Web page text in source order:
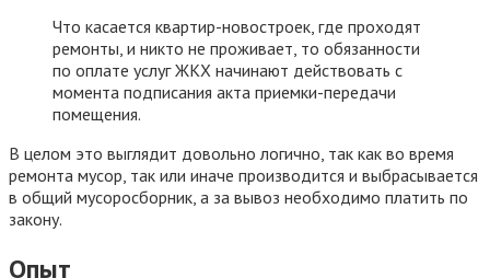
Что касается квартир-новостроек, где проходят
ремонты, и никто не проживает, то обязанности
по оплате услуг ЖКХ начинают действовать с
момента подписания акта приемки-передачи
помещения.
В целом это выглядит довольно логично, так как во время
ремонта мусор, так или иначе производится и выбрасывается
в общий мусоросборник, а за вывоз необходимо платить по
закону.
Опыт